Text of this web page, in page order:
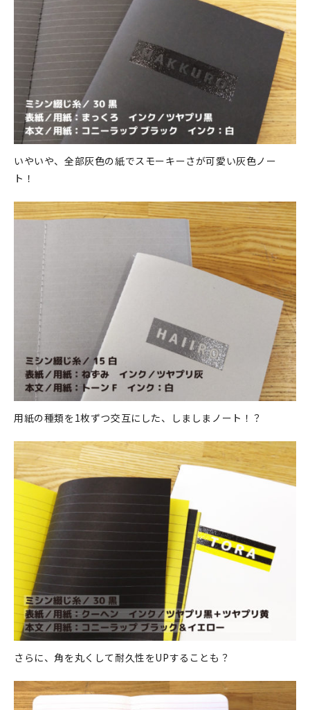
いやいや、全部灰色の紙でスモーキーさが可愛い灰色ノー
ト！
用紙の種類を1枚ずつ交互にした、しましまノート！？
さらに、角を丸くして耐久性をUPすることも？